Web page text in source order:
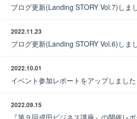
ブログ更新(Landing STORY Vol.7)しま
2022.11.23
ブログ更新(Landing STORY Vol.6)しま
2022.10.01
イベント参加レポートをアップしました
2022.09.15